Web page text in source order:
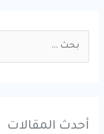
كيف
يساعد
فيc
أحدث المقالات